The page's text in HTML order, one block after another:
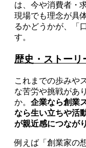
は、今や消費者・
現場でも理念が具
るかどうかが、「
す。
歴史・ストーリ
これまでの歩みや
な苦労や挑戦があ
か。 企業なら創業
なら生い立ちや活
が親近感につなが
例えば「創業家の